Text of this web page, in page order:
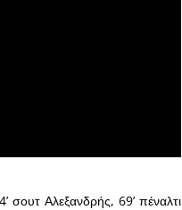
σουτ Αλεξανδρής, 69’ πέναλτι